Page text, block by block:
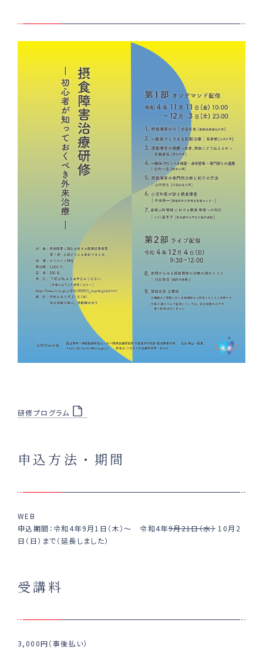
研修プログラム
申込方法・期間
WEB
申込期間：令和4年9月1日（木）～ 令和4年9月21日（水） 10月2
日（日）まで（延長しました）
受講料
3,000円（事後払い）